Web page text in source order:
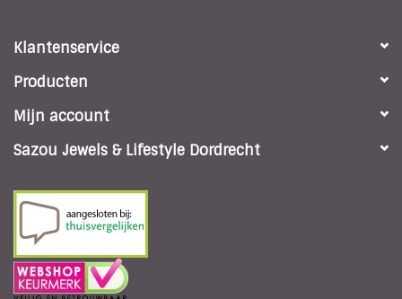
Klantenservice
Producten
Mijn account
Sazou Jewels & Lifestyle Dordrecht